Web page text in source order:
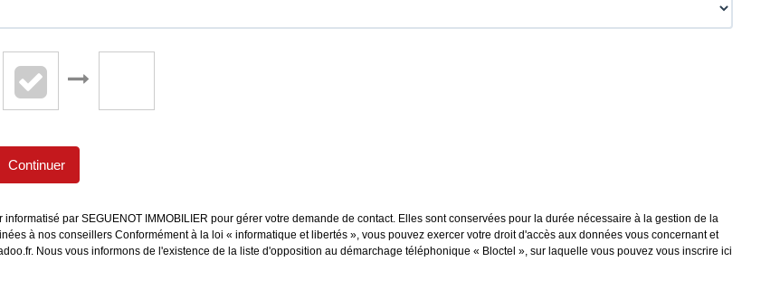
Continuer
par SEGUENOT IMMOBILIER pour gérer votre demande de contact. Elles sont conservées pour la durée nécessaire à la gestion de la
à nos conseillers Conformément à la loi « informatique et libertés », vous pouvez exercer votre droit d'accès aux données vous concernant et
Nous vous informons de l'existence de la liste d'opposition au démarchage téléphonique « Bloctel », sur laquelle vous pouvez vous inscrire ici